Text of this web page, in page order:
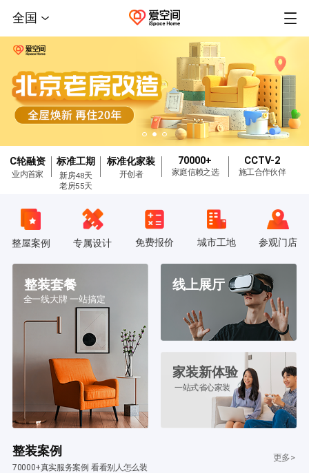
全国
C轮融资
业内首家
标准工期
新房48天
老房55天
标准化家装
开创者
70000+
家庭信赖之选
CCTV-2
施工合作伙伴
整屋案例 专属设计 免费报价 城市工地 参观门店
整装套餐
全一线大牌 一站搞定
线上展厅
家装新体验
一站式省心家装
整装案例
70000+真实服务案例 看看别人怎么装
更多>